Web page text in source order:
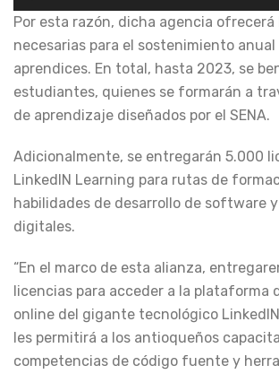
audio
Por esta razón, dicha agencia ofrecerá
necesarias para el sostenimiento anual
aprendices. En total, hasta 2023, se
estudiantes, quienes se formarán a
de aprendizaje diseñados por el SENA.
Adicionalmente, se entregarán 5.000
LinkedIN Learning para rutas de
habilidades de desarrollo de software
digitales.
“En el marco de esta alianza,
licencias para acceder a la plataforma
online del gigante tecnológico
les permitirá a los antioqueños
competencias de código fuente y